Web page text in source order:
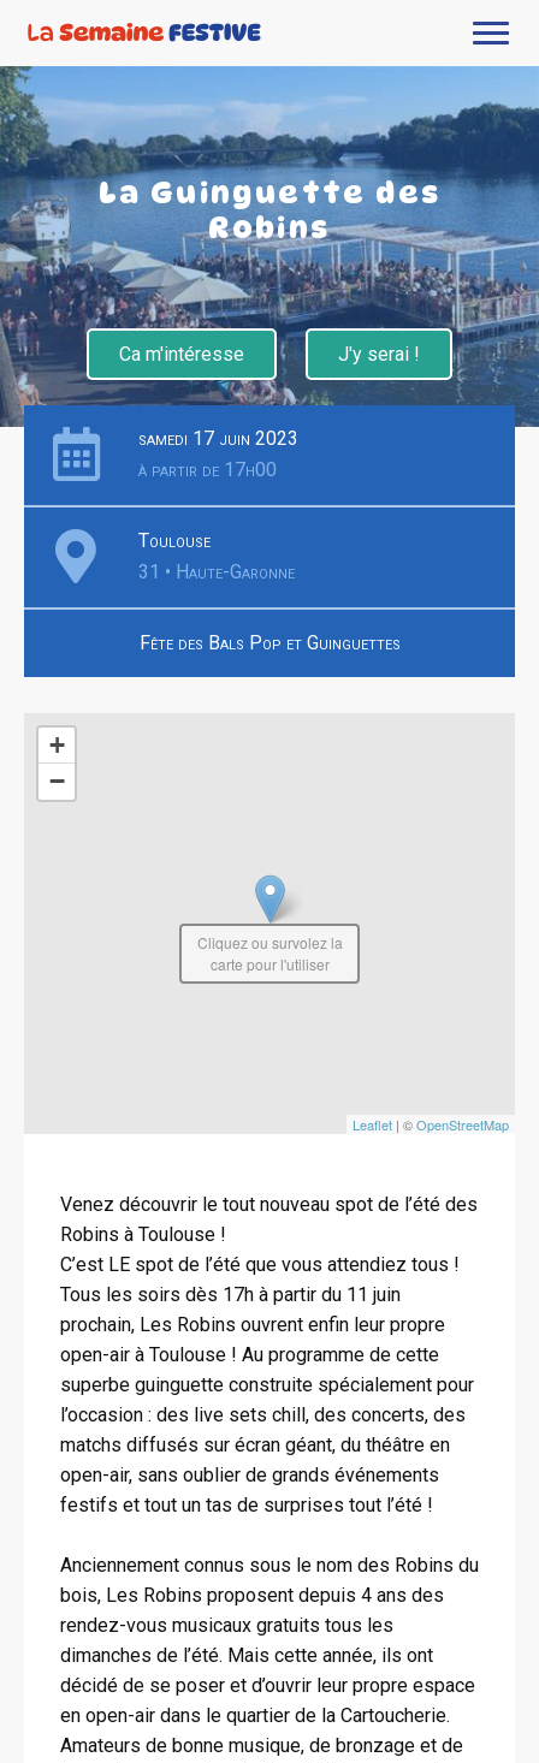
La Guinguette des
Robins
Ca m'intéresse J'y serai !
samedi 17 juin 2023
à partir de 17h00
Toulouse
31 • Haute-Garonne
Fête des Bals Pop et Guinguettes
+
−
Leaflet | ©OpenStreetMap
Cliquez ou survolez la
carte pour l'utiliser
Venez découvrir le tout nouveau spot de l’été des
Robins à Toulouse !
C’est LE spot de l’été que vous attendiez tous !
Tous les soirs dès 17h à partir du 11 juin
prochain, Les Robins ouvrent enfin leur propre
open-air à Toulouse ! Au programme de cette
superbe guinguette construite spécialement pour
l’occasion : des live sets chill, des concerts, des
matchs diffusés sur écran géant, du théâtre en
open-air, sans oublier de grands événements
festifs et tout un tas de surprises tout l’été !
Anciennement connus sous le nom des Robins du
bois, Les Robins proposent depuis 4 ans des
rendez-vous musicaux gratuits tous les
dimanches de l’été. Mais cette année, ils ont
décidé de se poser et d’ouvrir leur propre espace
en open-air dans le quartier de la Cartoucherie.
Amateurs de bonne musique, de bronzage et de